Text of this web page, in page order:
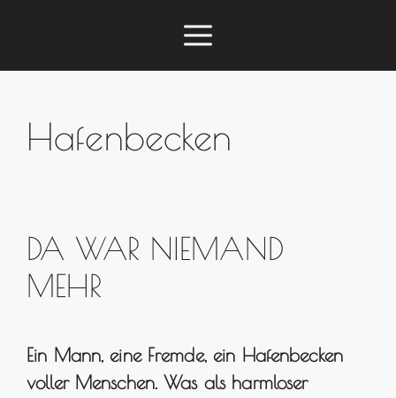
springen
Menü
Hafenbecken
DA WAR NIEMAND
MEHR
Ein Mann, eine Fremde, ein Hafenbecken
voller Menschen. Was als harmloser